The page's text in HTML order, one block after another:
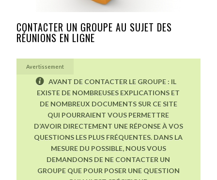
CONTACTER UN GROUPE AU SUJET DES
RÉUNIONS EN LIGNE
Avertissement
AVANT DE CONTACTER LE GROUPE : IL
EXISTE DE NOMBREUSES EXPLICATIONS ET
DE NOMBREUX DOCUMENTS SUR CE SITE
QUI POURRAIENT VOUS PERMETTRE
D’AVOIR DIRECTEMENT UNE RÉPONSE À VOS
QUESTIONS LES PLUS FRÉQUENTES. DANS LA
MESURE DU POSSIBLE, NOUS VOUS
DEMANDONS DE NE CONTACTER UN
GROUPE QUE POUR POSER UNE QUESTION